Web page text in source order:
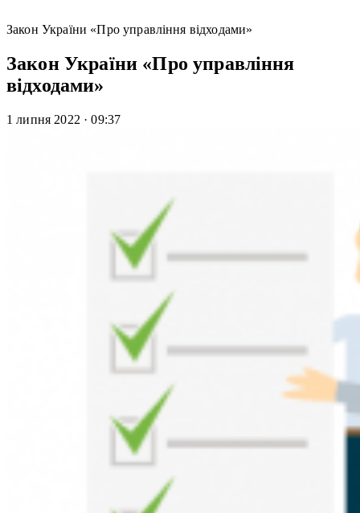
Закон України «Про управління відходами»
Закон України «Про управління
відходами»
1 липня 2022 · 09:37